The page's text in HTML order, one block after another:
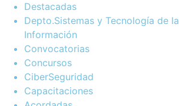
Destacadas
Depto.Sistemas y Tecnología de la
Información
Convocatorias
Concursos
CiberSeguridad
Capacitaciones